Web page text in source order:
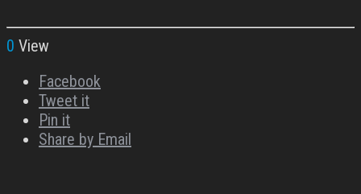
0 View
Facebook
Tweet it
Pin it
Share by Email